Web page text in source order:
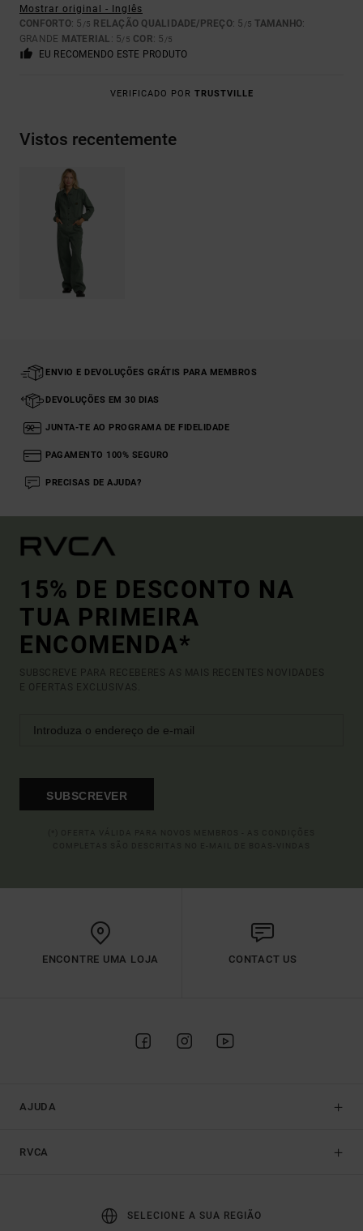
Mostrar original - Inglês
CONFORTO: 5 /5 RELAÇÃO QUALIDADE/PREÇO: 5 /5 TAMANHO:
GRANDE MATERIAL : 5/5 COR: 5 /5
EU RECOMENDO ESTE PRODUTO
VERIFICADO POR TRUSTVILLE
Vistos recentemente
ENVIO E DEVOLUÇÕES GRÁTIS PARA MEMBROS
DEVOLUÇÕES EM 30 DIAS
JUNTA-TE AO PROGRAMA DE FIDELIDADE
PAGAMENTO 100% SEGURO
PRECISAS DE AJUDA?
15% DE DESCONTO NA
TUA PRIMEIRA
ENCOMENDA*
SUBSCREVE PARA RECEBERES AS MAIS RECENTES NOVIDADES
E OFERTAS EXCLUSIVAS.
SUBSCREVER
ENCONTRE UMA LOJA CONTACT US
AJUDA
RVCA
SELECIONE A SUA REGIÃO